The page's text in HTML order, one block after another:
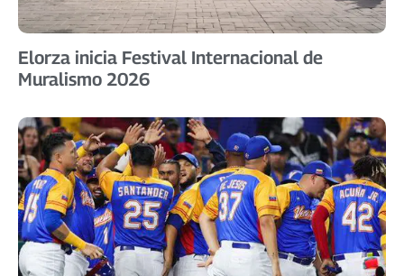
Elorza inicia Festival Internacional de
Muralismo 2026